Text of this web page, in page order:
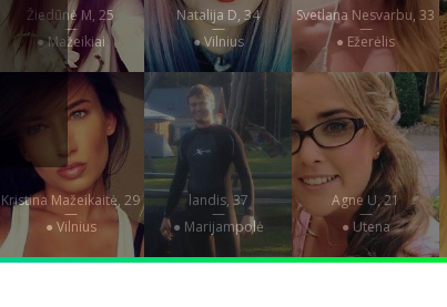
Žiedūnė M, 25
—
● Mažeikiai
Natalija D, 34
—
● Vilnius
Svetlana Nesvarbu, 33
—
● Ežerėlis
Kristina Mažeikaitė, 29
—
● Vilnius
landis, 37
—
● Marijampolė
Agne U, 21
—
● Utena